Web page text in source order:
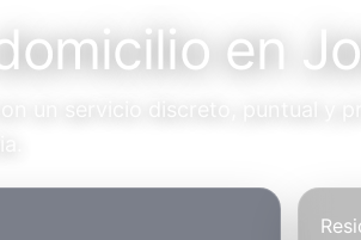
en
un servicio discreto, puntual y